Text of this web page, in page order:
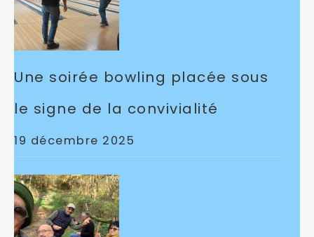
Une soirée bowling placée sous
le signe de la convivialité
19 décembre 2025